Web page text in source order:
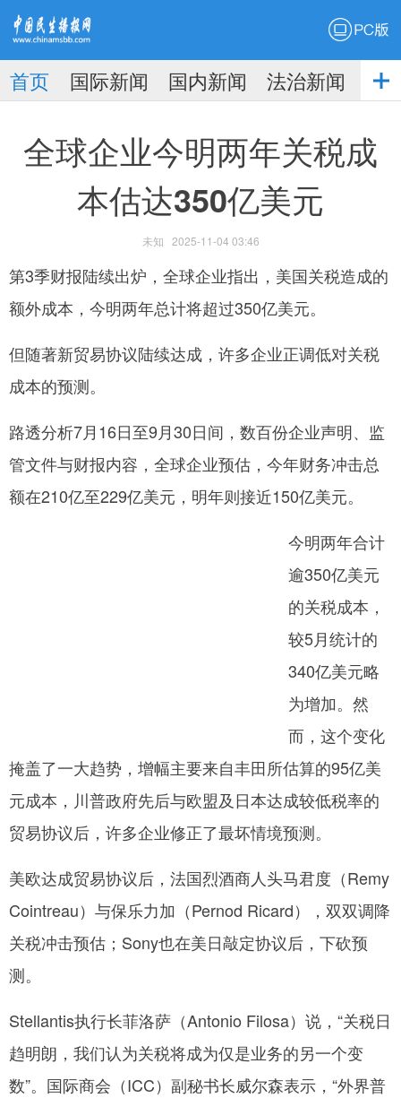
播
报
网
首页 国际新闻 国内新闻 法治新闻
社
全球企业今明两年关税成
本估达350亿美元
未知 2025-11-04 03:46
第3季财报陆续出炉，全球企业指出，美国关税造成的
额外成本，今明两年总计将超过350亿美元。
但随著新贸易协议陆续达成，许多企业正调低对关税
成本的预测。
路透分析7月16日至9月30日间，数百份企业声明、监
管文件与财报内容，全球企业预估，今年财务冲击总
额在210亿至229亿美元，明年则接近150亿美元。
今明两年合计
逾350亿美元
的关税成本，
较5月统计的
340亿美元略
为增加。然
而，这个变化
掩盖了一大趋势，增幅主要来自丰田所估算的95亿美
元成本，川普政府先后与欧盟及日本达成较低税率的
贸易协议后，许多企业修正了最坏情境预测。
美欧达成贸易协议后，法国烈酒商人头马君度（Remy
Cointreau）与保乐力加（Pernod Ricard），双双调降
关税冲击预估；Sony也在美日敲定协议后，下砍预
测。
Stellantis执行长菲洛萨（Antonio Filosa）说，“关税日
趋明朗，我们认为关税将成为仅是业务的另一个变
数”。国际商会（ICC）副秘书长威尔森表示，“外界普